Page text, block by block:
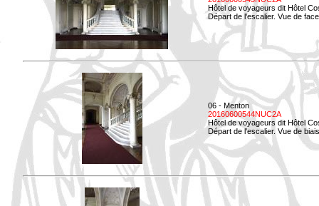
Hôtel de voyageurs dit Hôtel
Départ de l'escalier. Vue de
06 - Menton
20160600544NUC2A
Hôtel de voyageurs dit Hôtel
Départ de l'escalier. Vue de